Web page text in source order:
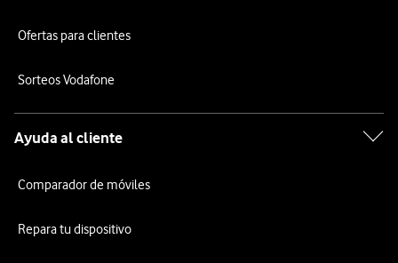
Ofertas para clientes
Sorteos Vodafone
Ayuda al cliente
Comparador de móviles
Repara tu dispositivo